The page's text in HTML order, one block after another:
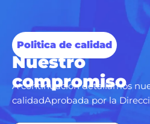
Politica de calidad
Nuestro
compromiso
A continuación detallamos
calidadAprobada por la